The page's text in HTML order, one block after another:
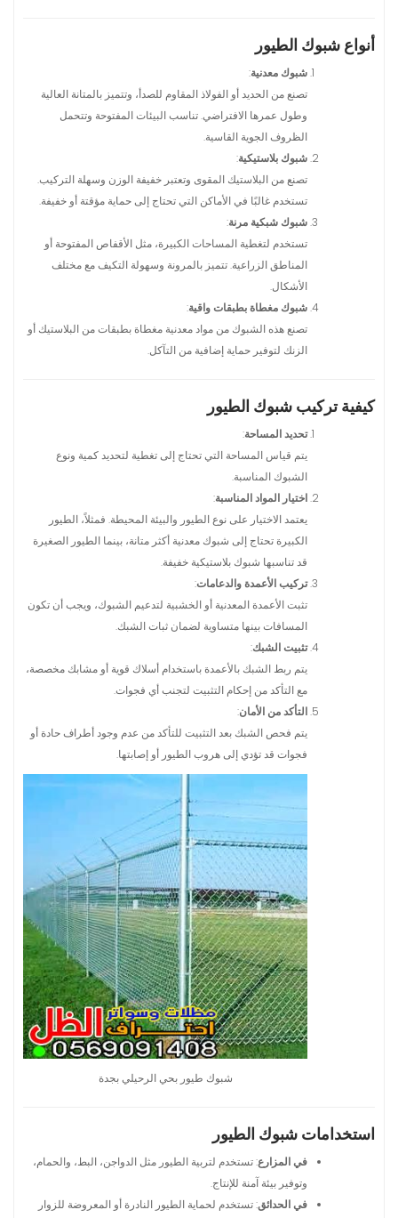
أنواع شبوك الطيور
شبوك معدنية:
تصنع من الحديد أو الفولاذ المقاوم للصدأ، وتتميز بالمتانة العالية
وطول عمرها الافتراضي. تناسب البيئات المفتوحة وتتحمل
الظروف الجوية القاسية.
شبوك بلاستيكية:
تصنع من البلاستيك المقوى وتعتبر خفيفة الوزن وسهلة التركيب.
تستخدم غالبًا في الأماكن التي تحتاج إلى حماية مؤقتة أو خفيفة.
شبوك شبكية مرنة:
تستخدم لتغطية المساحات الكبيرة، مثل الأقفاص المفتوحة أو
المناطق الزراعية. تتميز بالمرونة وسهولة التكيف مع مختلف
الأشكال.
شبوك مغطاة بطبقات واقية:
تصنع هذه الشبوك من مواد معدنية مغطاة بطبقات من البلاستيك أو
الزنك لتوفير حماية إضافية من التآكل.
كيفية تركيب شبوك الطيور
تحديد المساحة:
يتم قياس المساحة التي تحتاج إلى تغطية لتحديد كمية ونوع
الشبوك المناسبة.
اختيار المواد المناسبة:
يعتمد الاختيار على نوع الطيور والبيئة المحيطة. فمثلاً، الطيور
الكبيرة تحتاج إلى شبوك معدنية أكثر متانة، بينما الطيور الصغيرة
قد تناسبها شبوك بلاستيكية خفيفة.
تركيب الأعمدة والدعامات:
تثبت الأعمدة المعدنية أو الخشبية لتدعيم الشبوك، ويجب أن تكون
المسافات بينها متساوية لضمان ثبات الشبك.
تثبيت الشبك:
يتم ربط الشبك بالأعمدة باستخدام أسلاك قوية أو مشابك مخصصة،
مع التأكد من إحكام التثبيت لتجنب أي فجوات.
التأكد من الأمان:
يتم فحص الشبك بعد التثبيت للتأكد من عدم وجود أطراف حادة أو
فجوات قد تؤدي إلى هروب الطيور أو إصابتها.
شبوك طيور بحي الرحيلي بجدة
استخدامات شبوك الطيور
في المزارع: تستخدم لتربية الطيور مثل الدواجن، البط، والحمام،
وتوفير بيئة آمنة للإنتاج.
في الحدائق: تستخدم لحماية الطيور النادرة أو المعروضة للزوار